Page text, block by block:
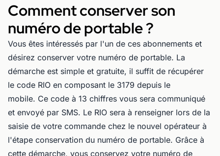
Comment conserver son
numéro de portable ?
Vous êtes intéressés par l'un de ces abonnements et
désirez conserver votre numéro de portable. La
démarche est simple et gratuite, il suffit de récupérer
le code RIO en composant le 3179 depuis le
mobile. Ce code à 13 chiffres vous sera communiqué
et envoyé par SMS. Le RIO sera à renseigner lors de la
saisie de votre commande chez le nouvel opérateur à
l'étape conservation du numéro de portable. Grâce à
cette démarche, vous conservez votre numéro de